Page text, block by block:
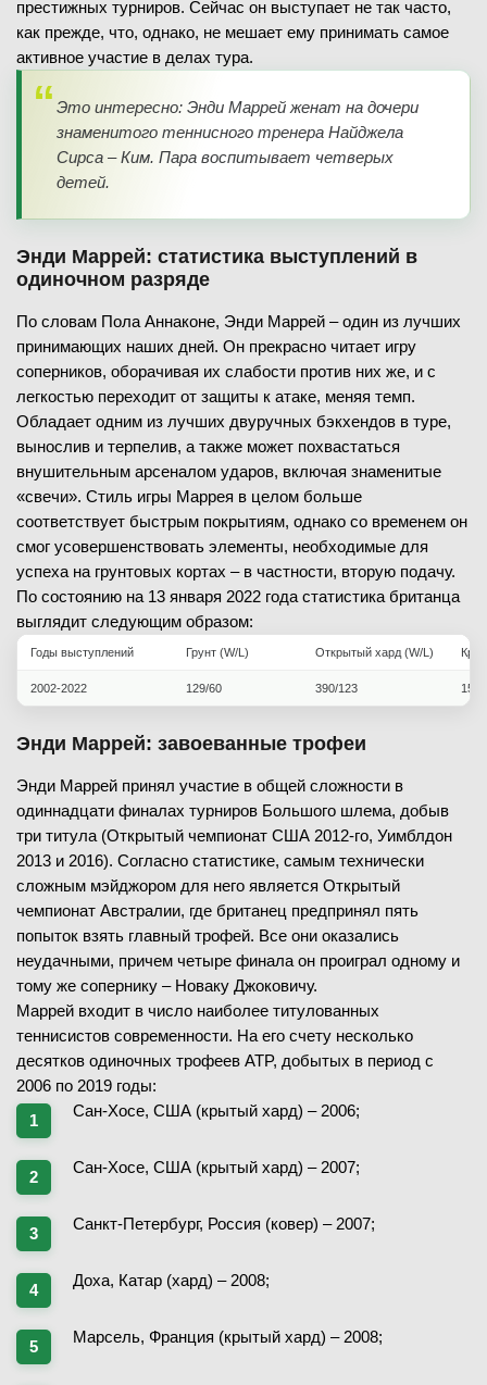
престижных турниров. Сейчас он выступает не так часто,
как прежде, что, однако, не мешает ему принимать самое
активное участие в делах тура.
Это интересно: Энди Маррей женат на дочери
знаменитого теннисного тренера Найджела
Сирса – Ким. Пара воспитывает четверых
детей.
Энди Маррей: статистика выступлений в
одиночном разряде
По словам Пола Аннаконе, Энди Маррей – один из лучших
принимающих наших дней. Он прекрасно читает игру
соперников, оборачивая их слабости против них же, и с
легкостью переходит от защиты к атаке, меняя темп.
Обладает одним из лучших двуручных бэкхендов в туре,
вынослив и терпелив, а также может похвастаться
внушительным арсеналом ударов, включая знаменитые
«свечи». Стиль игры Маррея в целом больше
соответствует быстрым покрытиям, однако со временем он
смог усовершенствовать элементы, необходимые для
успеха на грунтовых кортах – в частности, вторую подачу.
По состоянию на 13 января 2022 года статистика британца
выглядит следующим образом:
Годы выступлений Грунт (W/L) Открытый хард (W/L)
2002-2022 129/60 390/123 150/
Энди Маррей: завоеванные трофеи
Энди Маррей принял участие в общей сложности в
одиннадцати финалах турниров Большого шлема, добыв
три титула (Открытый чемпионат США 2012-го, Уимблдон
2013 и 2016). Согласно статистике, самым технически
сложным мэйджором для него является Открытый
чемпионат Австралии, где британец предпринял пять
попыток взять главный трофей. Все они оказались
неудачными, причем четыре финала он проиграл одному и
тому же сопернику – Новаку Джоковичу.
Маррей входит в число наиболее титулованных
теннисистов современности. На его счету несколько
десятков одиночных трофеев ATP, добытых в период с
2006 по 2019 годы:
Сан-Хосе, США (крытый хард) – 2006;
Сан-Хосе, США (крытый хард) – 2007;
Санкт-Петербург, Россия (ковер) – 2007;
Доха, Катар (хард) – 2008;
Марсель, Франция (крытый хард) – 2008;